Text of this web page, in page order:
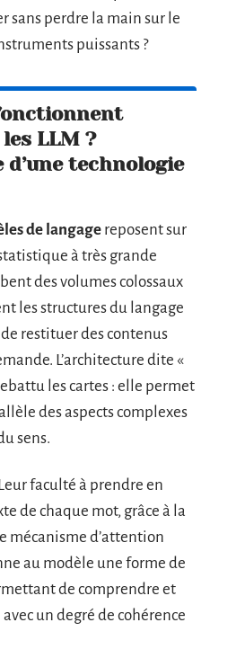
sans perdre la main sur le
puissants ?
LLM ?
d’une technologie
de langage reposent sur
à très grande
des volumes colossaux
les structures du langage
restituer des contenus
L’architecture dite «
les cartes : elle permet
des aspects complexes
sens.
faculté à prendre en
de chaque mot, grâce à la
mécanisme d’attention
au modèle une forme de
de comprendre et
un degré de cohérence